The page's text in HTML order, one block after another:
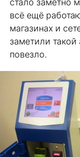
стало заметно
всё ещё
магазинах и
заметили такой
повезло.